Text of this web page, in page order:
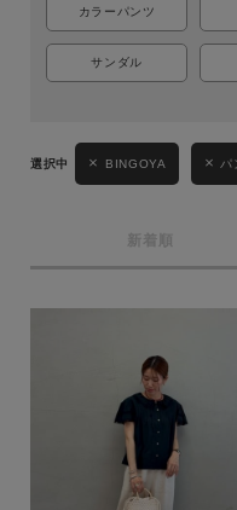
カラーパンツ
サンダル
BINGOYA パ
新着順